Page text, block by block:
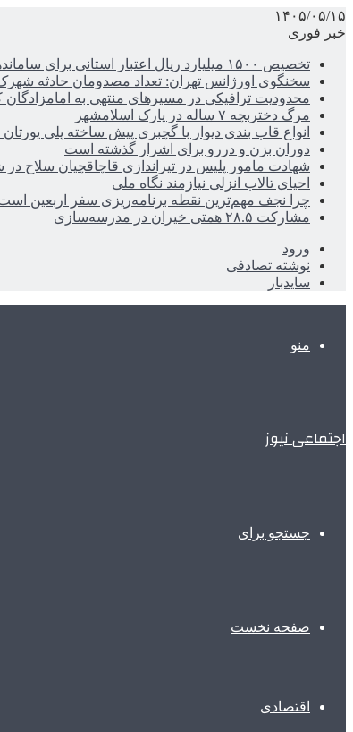
۱۴۰۵/۰۵/۱۵
خبر فوری
تخصیص ۱۵۰۰ میلیارد ریال اعتبار استانی برای ساماندهی بافت قدیم دزفول
سخنگوی اورژانس تهران: تعداد مصدومان حادثه شهرک شمس
محدودیت ترافیکی در مسیرهای منتهی به
مرگ دختربچه ۷ ساله در پارک اسلامشهر
انواع قاب بندی دیوار با گچبری پیش ساخته پلی
دوران بزن و دررو برای اشرار گذشته است
شهادت مامور پلیس در تیراندازی قاچاقچیان سلاح در
احیای تالاب انزلی نیازمند نگاه ملی
چرا نجف مهم‌ترین نقطه برنامه‌ریزی سفر اربعین
مشارکت ۲۸.۵ همتی خیران در مدرسه‌سازی
ورود
نوشته تصادفی
سایدبار
منو
اجتماعی نیوز
جستجو برای
صفحه نخست
اقتصادی